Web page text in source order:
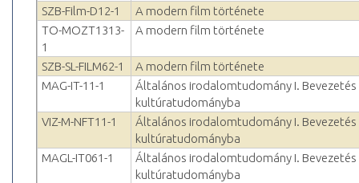
SZB-Film-D12-1
A modern film története
TO-MOZT1313-
1
A modern film története
SZB-SL-FILM62-1
A modern film története
MAG-IT-11-1
Általános irodalomtudomány I. Bevezetés
kultúratudományba
VIZ-M-NFT11-1
Általános irodalomtudomány I. Bevezetés
kultúratudományba
MAGL-IT061-1
Általános irodalomtudomány I. Bevezetés
kultúratudományba